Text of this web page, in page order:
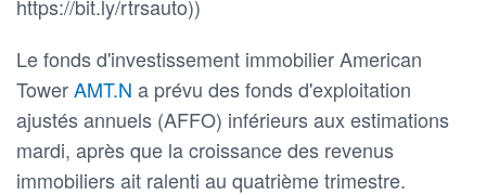
https://bit.ly/rtrsauto))
Le fonds d'investissement immobilier American
TowerAMT.N a prévu des fonds d'exploitation
ajustés annuels (AFFO) inférieurs aux estimations
mardi, après que la croissance des revenus
immobiliers ait ralenti au quatrième trimestre.